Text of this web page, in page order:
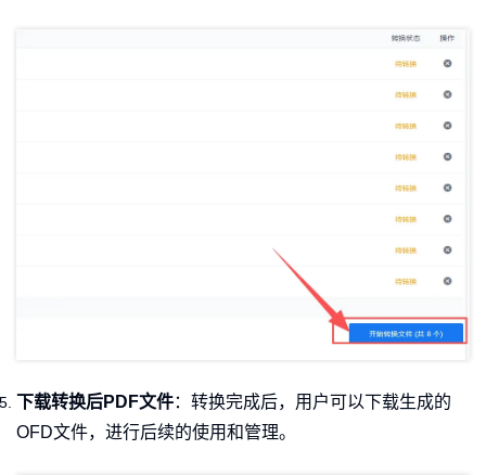
下载转换后PDF文件：转换完成后，用户可以下载生成的
OFD文件，进行后续的使用和管理。